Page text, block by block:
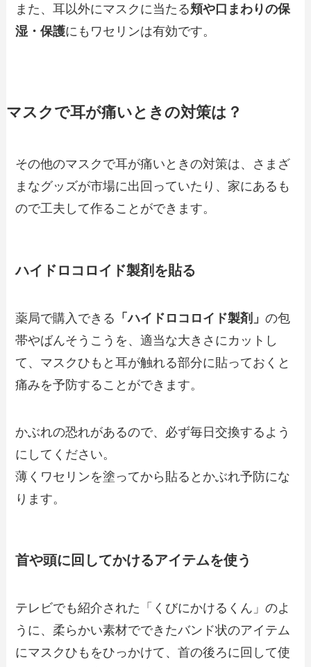
また、耳以外にマスクに当たる頬や口まわりの保
湿・保護にもワセリンは有効です。
マスクで耳が痛いときの対策は？
その他のマスクで耳が痛いときの対策は、さまざ
まなグッズが市場に出回っていたり、家にあるも
ので工夫して作ることができます。
ハイドロコロイド製剤を貼る
薬局で購入できる 「ハイドロコロイド製剤」の包
帯やばんそうこうを、適当な大きさにカットし
て、マスクひもと耳が触れる部分に貼っておくと
痛みを予防することができます。
かぶれの恐れがあるので、必ず毎日交換するよう
にしてください。
薄くワセリンを塗ってから貼るとかぶれ予防にな
ります。
首や頭に回してかけるアイテムを使う
テレビでも紹介された「くびにかけるくん」のよ
うに、柔らかい素材でできたバンド状のアイテム
にマスクひもをひっかけて、首の後ろに回して使